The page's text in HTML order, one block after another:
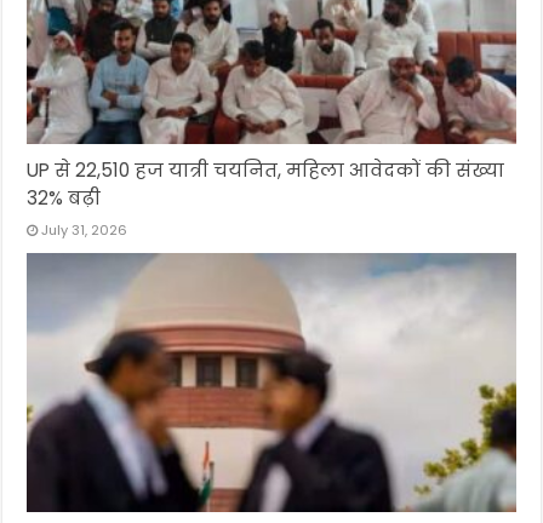
UP से 22,510 हज यात्री चयनित, महिला आवेदकों की संख्या
32% बढ़ी
July 31, 2026